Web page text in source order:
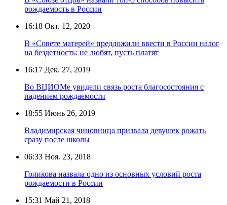
рождаемость в России
16:18 Окт. 12, 2020
В «Совете матерей» предложили ввести в России налог
на бездетность: не любят, пусть платят
16:17 Дек. 27, 2019
Во ВЦИОМе увидели связь роста благосостояния с
падением рождаемости
18:55 Июнь 26, 2019
Владимирская чиновница призвала девушек рожать
сразу после школы
06:33 Ноя. 23, 2018
Голикова назвала одно из основных условий роста
рождаемости в России
15:31 Май 21, 2018